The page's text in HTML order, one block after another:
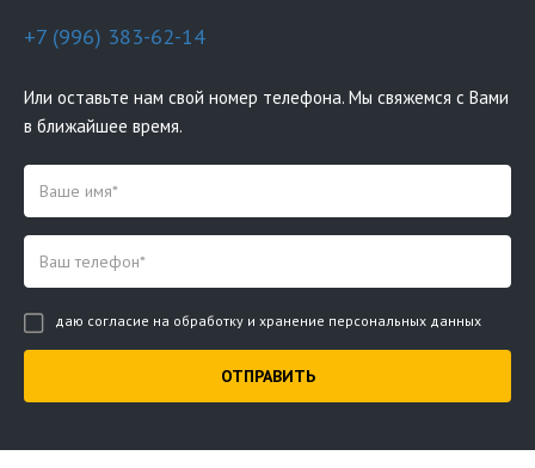
+7 (996) 383-62-14
Или оставьте нам свой номер телефона. Мы свяжемся с Вами
в ближайшее время.
даю согласие на обработку и хранение персональных данных